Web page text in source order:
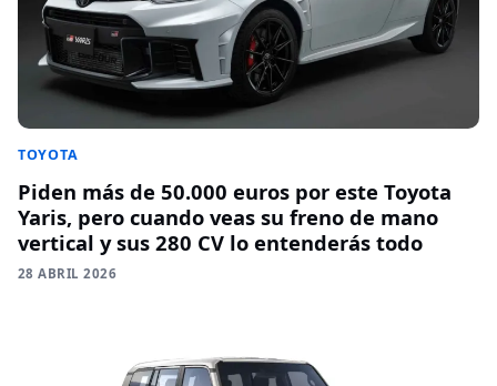
TOYOTA
Piden más de 50.000 euros por este Toyota
Yaris, pero cuando veas su freno de mano
vertical y sus 280 CV lo entenderás todo
28 ABRIL 2026